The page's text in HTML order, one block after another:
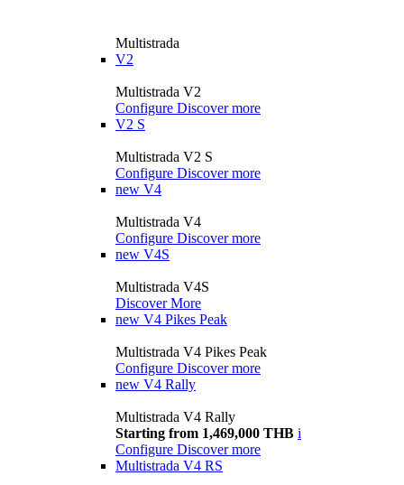
Multistrada
V2
Multistrada V2
Configure Discover more
V2 S
Multistrada V2 S
Configure Discover more
new V4
Multistrada V4
Configure Discover more
new V4S
Multistrada V4S
Discover More
new V4 Pikes Peak
Multistrada V4 Pikes Peak
Configure Discover more
new V4 Rally
Multistrada V4 Rally
Starting from 1,469,000 THB i
Configure Discover more
Multistrada V4 RS